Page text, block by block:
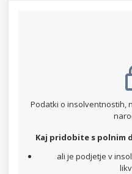
Podatki o insolventnostih,
Kaj pridobite s polnim
ali je podjetje v